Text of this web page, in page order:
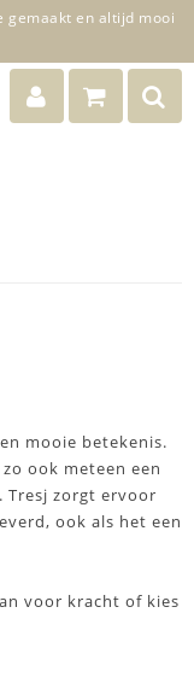
gemaakt en altijd mooi
mooie betekenis.
ook meteen een
Tresj zorgt ervoor
ook als het een
voor kracht of kies